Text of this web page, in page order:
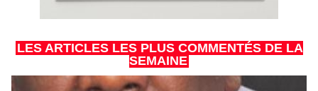
LES ARTICLES LES PLUS COMMENTÉS DE LA
SEMAINE